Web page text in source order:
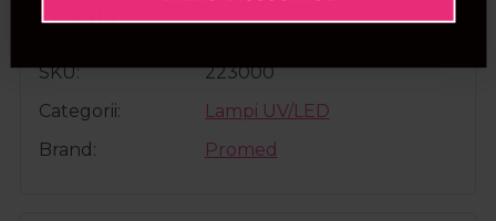
Detalii
SKU
223000
Categorii
Lampi UV/LED
Brand
Promed